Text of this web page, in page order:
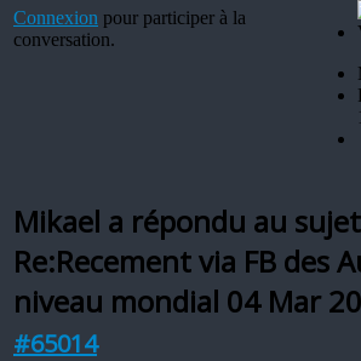
Connexion pour participer à la
conversation.
Mikael a répondu au
Re:Recement via FB des
niveau mondial 04 Mar
#65014